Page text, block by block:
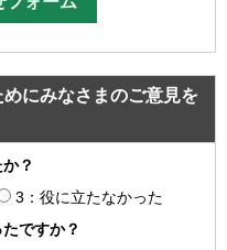
にみなさまのご意見を
？
3：役に立たなかった
ですか？